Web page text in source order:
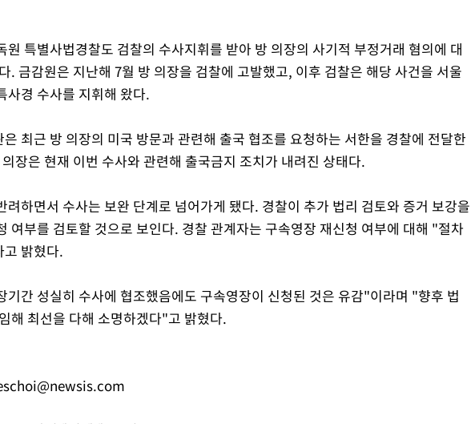
원 특별사법경찰도 검찰의 수사지휘를 받아 방 의장의 사기적 부정거래 혐의에 대
. 금감원은 지난해 7월 방 의장을 검찰에 고발했고, 이후 검찰은 해당 사건을 서울
사경 수사를 지휘해 왔다.
최근 방 의장의 미국 방문과 관련해 출국 협조를 요청하는 서한을 경찰에 전달한
장은 현재 이번 수사와 관련해 출국금지 조치가 내려진 상태다.
려하면서 수사는 보완 단계로 넘어가게 됐다. 경찰이 추가 법리 검토와 증거 보강을
여부를 검토할 것으로 보인다. 경찰 관계자는 구속영장 재신청 여부에 대해 "절차
밝혔다.
기간 성실히 수사에 협조했음에도 구속영장이 신청된 것은 유감"이라며 "향후 법
해 최선을 다해 소명하겠다"고 밝혔다.